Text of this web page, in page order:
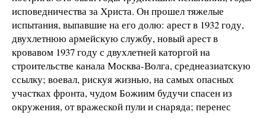
исповедничества за Христа. Он прошел тяжелые
испытания, выпавшие на его долю: арест в 1932 году,
двухлетнюю армейскую службу, новый арест в
кровавом 1937 году с двухлетней каторгой на
строительстве канала Москва-Волга, среднеазиатскую
ссылку; воевал, рискуя жизнью, на самых опасных
участках фронта, чудом Божиим будучи спасен из
окружения, от вражеской пули и снаряда; перенес